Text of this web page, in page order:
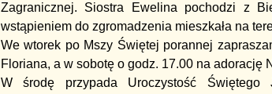
Zagranicznej. Siostra Ewelina pochodzi z
wstąpieniem do zgromadzenia mieszkała na
We wtorek po Mszy Świętej porannej
Floriana, a w sobotę o godz. 17.00 na adorację
W środę przypada Uroczystość Świętego